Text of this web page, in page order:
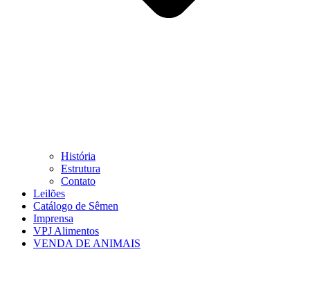
História
Estrutura
Contato
Leilões
Catálogo de Sêmen
Imprensa
VPJ Alimentos
VENDA DE ANIMAIS